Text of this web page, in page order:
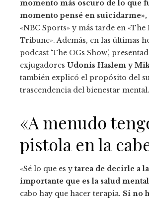
momento más oscuro de lo que
momento pensé en suicidarme»,
«NBC Sports» y más tarde en «The
Tribune». Además, en las últimas
podcast ‘The OGs Show’,
exjugadores Udonis Haslem y
también explicó el propósito del
trascendencia del bienestar mental.
«A menudo
pistola en la
«Sé lo que es y tarea de decirle a
importante que es la salud
cabo hay que hacer terapia. Si no